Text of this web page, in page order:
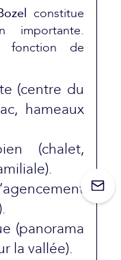
constitue
importante.
fonction de
(centre du
hameaux
(chalet,
(panorama
la vallée).